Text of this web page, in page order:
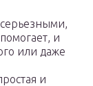
и
или даже
и